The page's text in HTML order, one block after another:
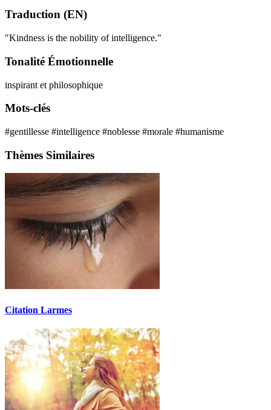
Traduction (EN)
"Kindness is the nobility of intelligence."
Tonalité Émotionnelle
inspirant et philosophique
Mots-clés
#gentillesse #intelligence #noblesse #morale #humanisme
Thèmes Similaires
Citation Larmes